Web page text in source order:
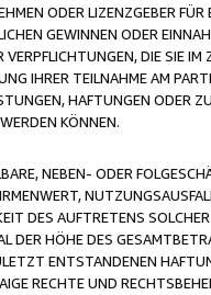
ODER LIZENZGEBER
GEWINNEN ODER
DIE SIE
IHRER TEILNAHME AM
HAFTUNGEN ODER
KÖNNEN.
NEBEN- ODER
DES AUFTRETENS
HÖHE DES
ENTSTANDENEN
RECHTE UND